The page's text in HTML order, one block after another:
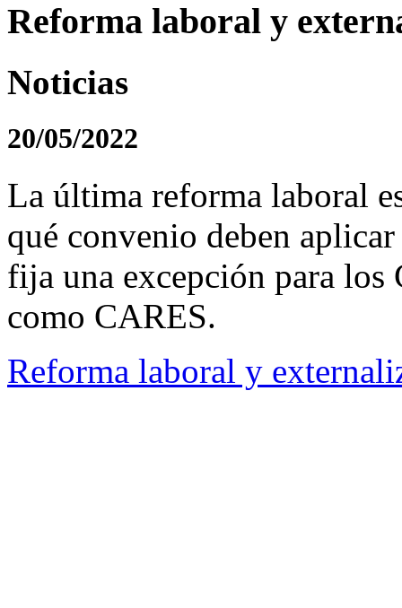
Reforma laboral y
Noticias
20/05/2022
La última reforma laboral
qué convenio deben
fija una excepción para los
como CARES.
Reforma laboral y